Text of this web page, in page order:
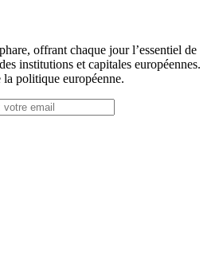
offrant chaque jour l’essentiel de
institutions et capitales européennes.
politique européenne.